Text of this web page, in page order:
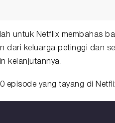
untuk Netflix membahas
dari keluarga petinggi dan
kelanjutannya.
episode yang tayang di